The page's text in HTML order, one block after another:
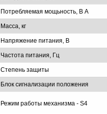
Потребляемая мощьность, В А
Масса, кг
Напряжение питания, В
Частота питания, Гц
Степень защиты
Блок сигнализации положения
Режим работы механизма - S4